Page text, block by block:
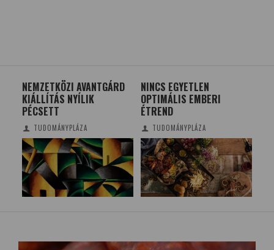
NEMZETKÖZI AVANTGÁRD
KIÁLLÍTÁS NYÍLIK
PÉCSETT
TUDOMÁNYPLÁZA
NINCS EGYETLEN
OPTIMÁLIS EMBERI
ÉTREND
TUDOMÁNYPLÁZA